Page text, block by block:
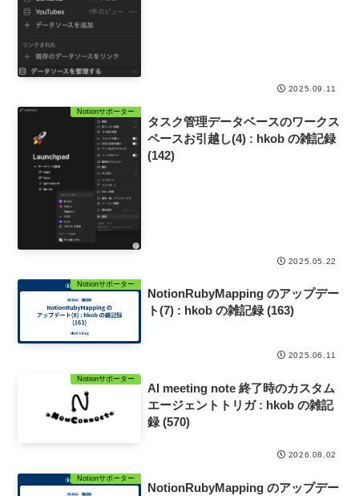
2025.09.11
Notionサポーター
タスク管理データベースのワークス
ペースお引越し(4) : hkob の雑記録
(142)
2025.05.22
Notionサポーター
NotionRubyMapping のアップデー
ト(7) : hkob の雑記録 (163)
2025.06.11
Notionサポーター
AI meeting note 終了時のカスタム
エージェントトリガ : hkob の雑記
録 (570)
2026.08.02
Notionサポーター
NotionRubyMapping のアップデー